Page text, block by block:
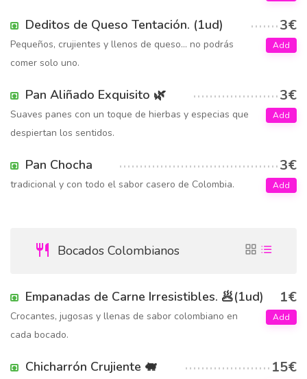
Deditos de Queso Tentación. (1ud) 3€
Pequeños, crujientes y llenos de queso… no podrás
comer solo uno.
Add
Pan Aliñado Exquisito 🌿 3€
Suaves panes con un toque de hierbas y especias que
despiertan los sentidos.
Add
Pan Chocha 3€
tradicional y con todo el sabor casero de Colombia. Add
Bocados Colombianos
Empanadas de Carne Irresistibles. 🥟(1ud) 1€
Crocantes, jugosas y llenas de sabor colombiano en
cada bocado.
Add
Chicharrón Crujiente 🐖 15€